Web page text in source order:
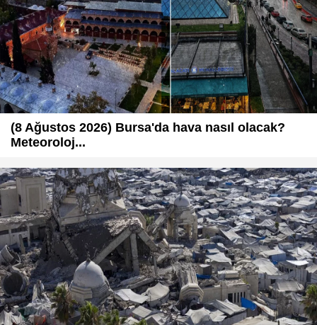
(8 Ağustos 2026) Bursa'da hava nasıl olacak?
Meteoroloj...